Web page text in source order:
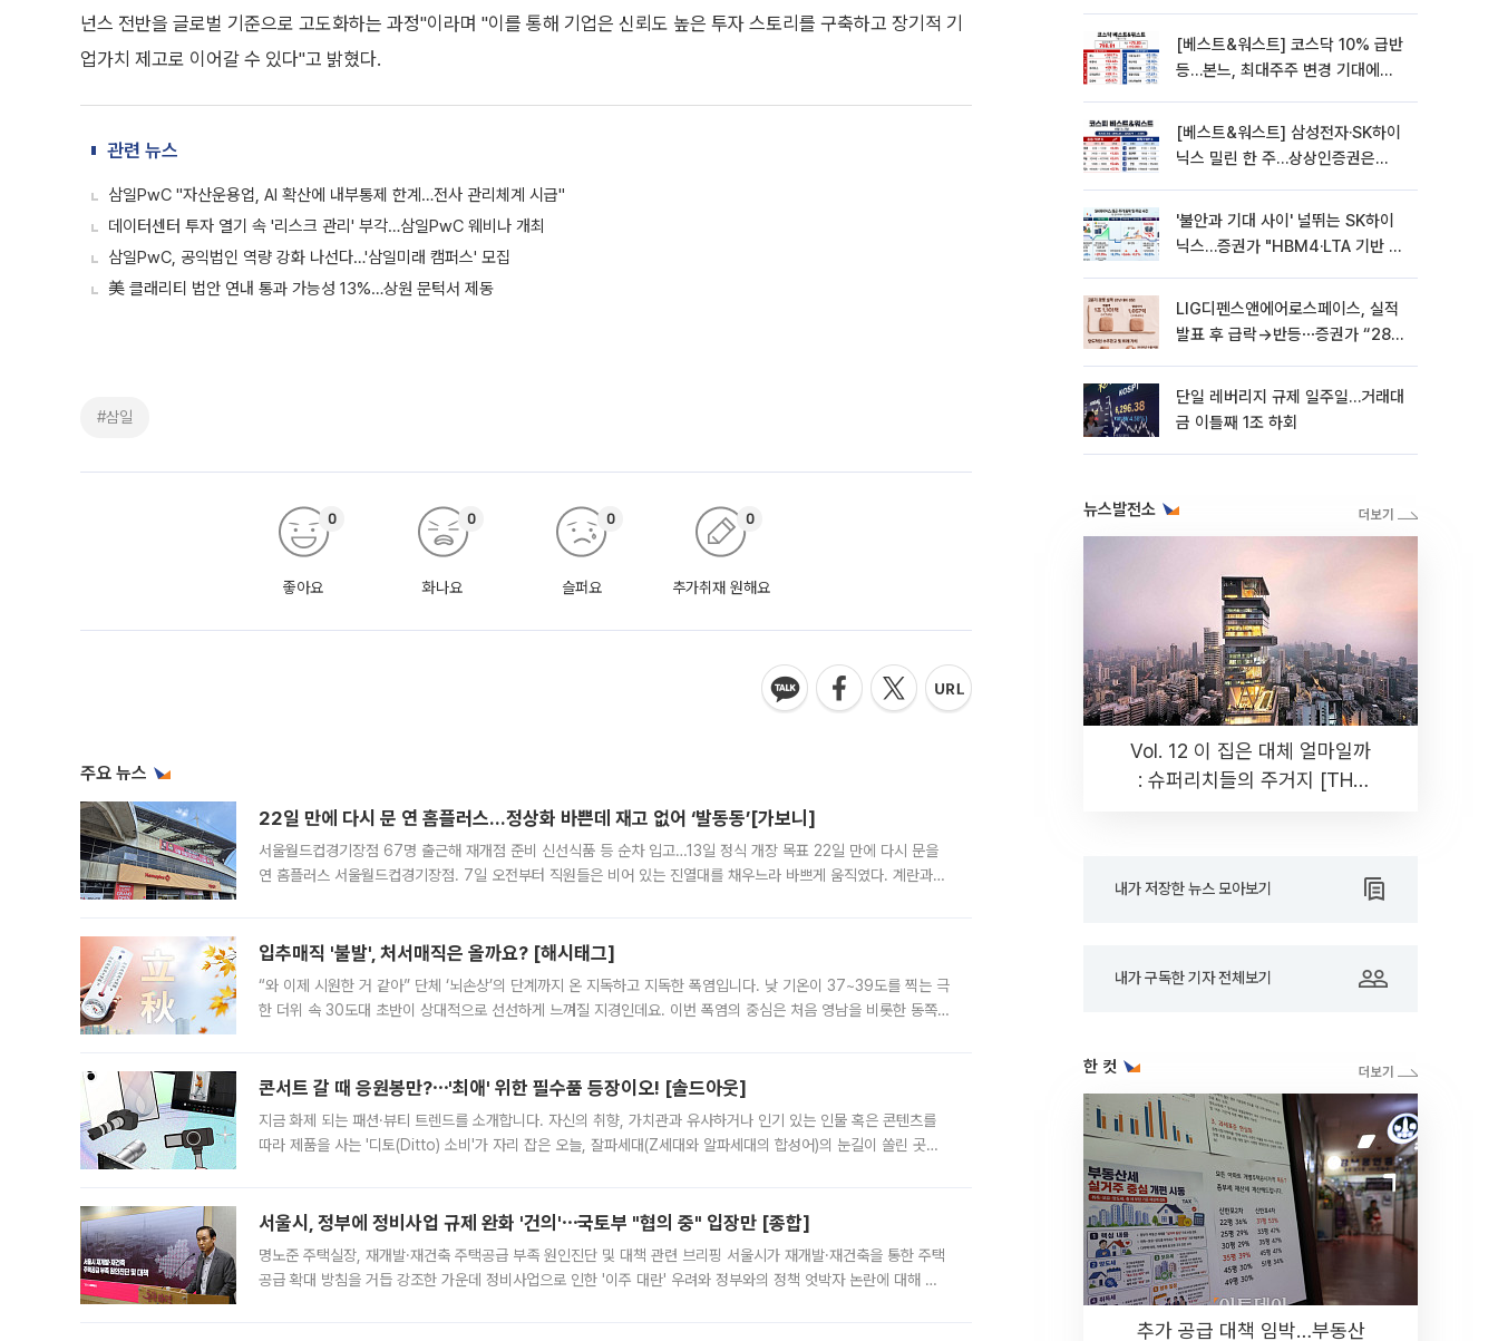
넌스 전반을 글로벌 기준으로 고도화하는 과정"이라며 "이를 통해 기업은 신뢰도 높은 투자 스토리를 구축하고 장기적 기
업가치 제고로 이어갈 수 있다"고 밝혔다.
관련 뉴스
삼일PwC "자산운용업, AI 확산에 내부통제 한계…전사 관리체계 시급"
데이터센터 투자 열기 속 '리스크 관리' 부각…삼일PwC 웨비나 개최
삼일PwC, 공익법인 역량 강화 나선다…'삼일미래 캠퍼스' 모집
美 클래리티 법안 연내 통과 가능성 13%…상원 문턱서 제동
#삼일
좋아요
0
화나요
0
슬퍼요
0
추가취재 원해요
0
주요 뉴스
22일 만에 다시 문 연 홈플러스…정상화 바쁜데 재고 없어 ‘발동동’[가보니]
서울월드컵경기장점 67명 출근해 재개점 준비 신선식품 등 순차 입고…13일 정식 개장 목표 22일 만에 다시 문을
연 홈플러스 서울월드컵경기장점. 7일 오전부터 직원들은 비어 있는 진열대를 채우느라 바쁘게 움직였다. 계란과
입추매직 '불발', 처서매직은 올까요? [해시태그]
“와 이제 시원한 거 같아” 단체 ‘뇌손상’의 단계까지 온 지독하고 지독한 폭염입니다. 낮 기온이 37~39도를 찍는 극
한 더위 속 30도대 초반이 상대적으로 선선하게 느껴질 지경인데요. 이번 폭염의 중심은 처음 영남을 비롯한 동쪽
콘서트 갈 때 응원봉만?⋯'최애' 위한 필수품 등장이오! [솔드아웃]
지금 화제 되는 패션·뷰티 트렌드를 소개합니다. 자신의 취향, 가치관과 유사하거나 인기 있는 인물 혹은 콘텐츠를
따라 제품을 사는 '디토(Ditto) 소비'가 자리 잡은 오늘, 잘파세대(Z세대와 알파세대의 합성어)의 눈길이 쏠린 곳은
서울시, 정부에 정비사업 규제 완화 '건의'⋯국토부 "협의 중" 입장만 [종합]
명노준 주택실장, 재개발·재건축 주택공급 부족 원인진단 및 대책 관련 브리핑 서울시가 재개발·재건축을 통한 주택
공급 확대 방침을 거듭 강조한 가운데 정비사업으로 인한 '이주 대란' 우려와 정부와의 정책 엇박자 논란에 대해 정
[베스트&워스트] 코스닥 10% 급반
등…본느, 최대주주 변경 기대에
[베스트&워스트] 삼성전자·SK하이
닉스 밀린 한 주…상상인증권은
'불안과 기대 사이' 널뛰는 SK하이
닉스…증권가 "HBM4·LTA 기반 펀
LIG디펜스앤에어로스페이스, 실적
발표 후 급락→반등⋯증권가 “28년
단일 레버리지 규제 일주일…거래대
금 이틀째 1조 하회
뉴스발전소
Vol. 12 이 집은 대체 얼마일까
: 슈퍼리치들의 주거지 [THE
내가 저장한 뉴스 모아보기
내가 구독한 기자 전체보기
한 컷
추가 공급 대책 임박…부동산